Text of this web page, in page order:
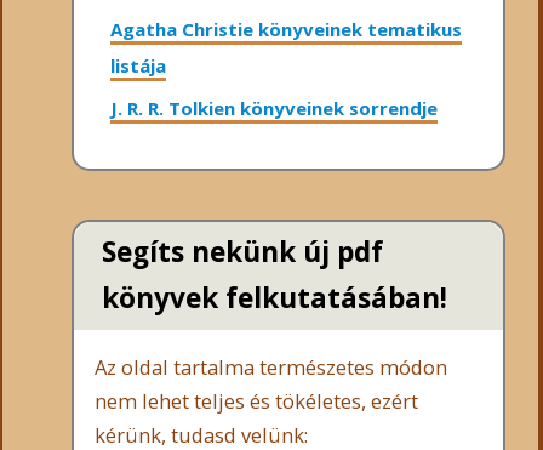
Agatha Christie könyveinek tematikus
listája
J. R. R. Tolkien könyveinek sorrendje
Segíts nekünk új pdf
könyvek felkutatásában!
Az oldal tartalma természetes módon
nem lehet teljes és tökéletes, ezért
kérünk, tudasd velünk: